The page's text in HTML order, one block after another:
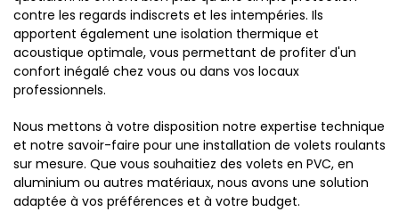
contre les regards indiscrets et les intempéries. Ils
apportent également une isolation thermique et
acoustique optimale, vous permettant de profiter d'un
confort inégalé chez vous ou dans vos locaux
professionnels.
Nous mettons à votre disposition notre expertise technique
et notre savoir-faire pour une installation de volets roulants
sur mesure. Que vous souhaitiez des volets en PVC, en
aluminium ou autres matériaux, nous avons une solution
adaptée à vos préférences et à votre budget.